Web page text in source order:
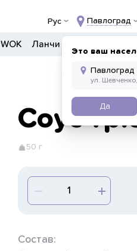
Рус Павлоград
Это ваш
Да
WOK Ланчи
Соус
50 г
Состав: